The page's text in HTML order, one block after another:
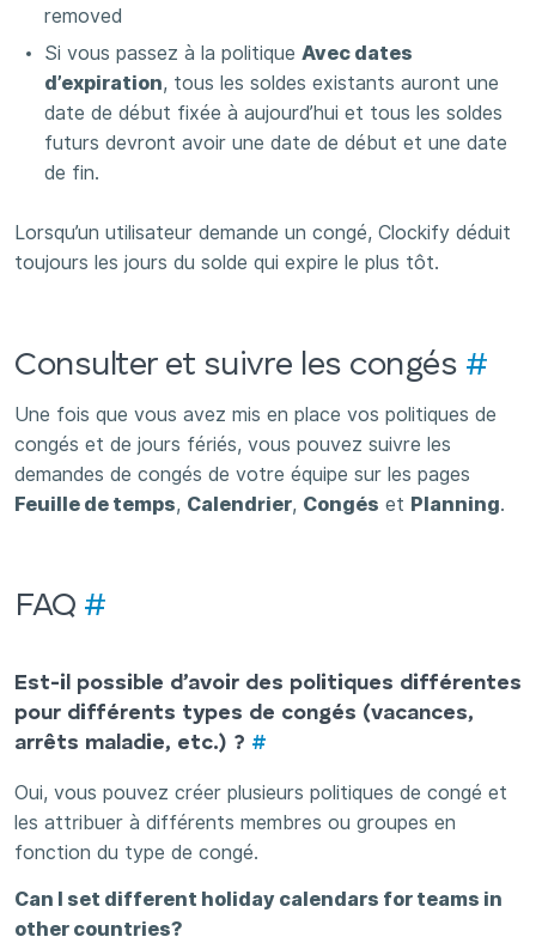
removed
Si vous passez à la politique Avec dates
d’expiration, tous les soldes existants auront une
date de début fixée à aujourd’hui et tous les soldes
futurs devront avoir une date de début et une date
de fin.
Lorsqu’un utilisateur demande un congé, Clockify déduit
toujours les jours du solde qui expire le plus tôt.
Consulter et suivre les congés #
Une fois que vous avez mis en place vos politiques de
congés et de jours fériés, vous pouvez suivre les
demandes de congés de votre équipe sur les pages
Feuille de temps, Calendrier, Congés et Planning.
FAQ #
Est-il possible d’avoir des politiques différentes
pour différents types de congés (vacances,
arrêts maladie, etc.) ? #
Oui, vous pouvez créer plusieurs politiques de congé et
les attribuer à différents membres ou groupes en
fonction du type de congé.
Can I set different holiday calendars for teams in
other countries?